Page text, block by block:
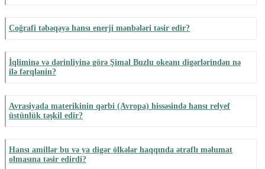
Coğrafi təbəqəyə hansı enerji mənbələri təsir edir?
İqliminə və dərinliyinə görə Şimal Buzlu okeanı digərlərindən nə
ilə fərqlənin?
Avrasiyada materikinin qərbi (Avropa) hissəsində hansı relyef
üstünlük təşkil edir?
Hansı amillər bu və ya digər ölkələr haqqında ətraflı məlumat
olmasına təsir edirdi?